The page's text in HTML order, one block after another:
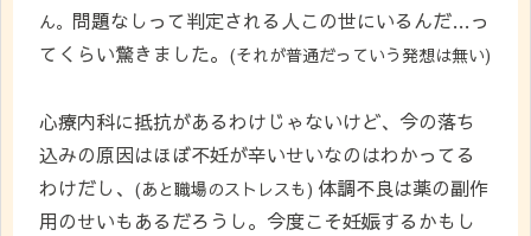
ん。 問題なしって判定される人この世にいるんだ…っ
てくらい驚きました。 (それが普通だっていう発想は無い)
心療内科に抵抗があるわけじゃないけど、今の落ち
込みの原因はほぼ不妊が辛いせいなのはわかってる
わけだし、 (あと職場のストレスも) 体調不良は薬の副作
用のせいもあるだろうし。今度こそ妊娠するかもし